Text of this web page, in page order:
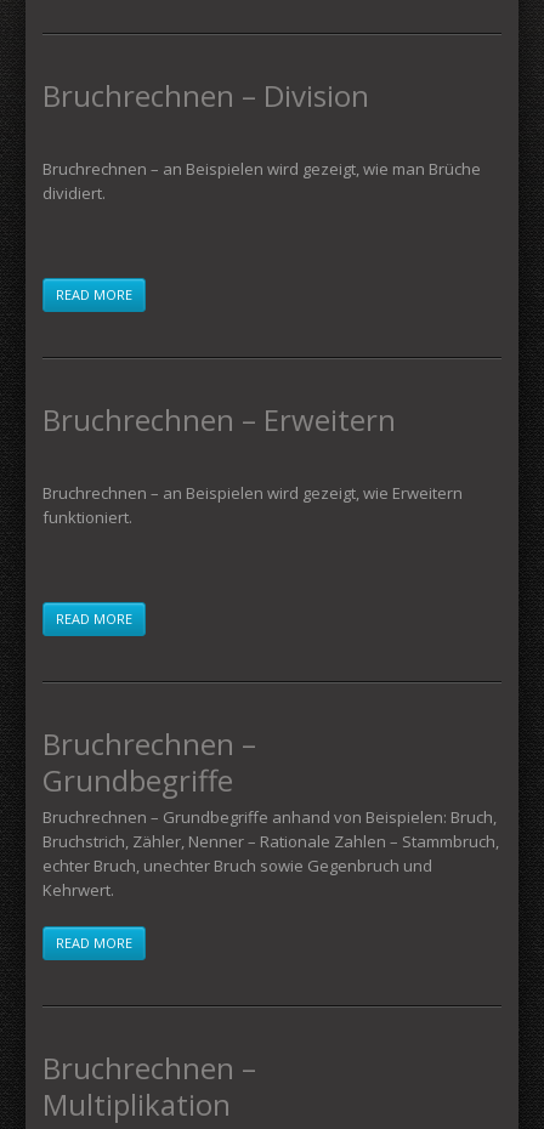
Bruchrechnen – Division
Bruchrechnen – an Beispielen wird gezeigt, wie man Brüche
dividiert.
READ MORE
Bruchrechnen – Erweitern
Bruchrechnen – an Beispielen wird gezeigt, wie Erweitern
funktioniert.
READ MORE
Bruchrechnen –
Grundbegriffe
Bruchrechnen – Grundbegriffe anhand von Beispielen: Bruch,
Bruchstrich, Zähler, Nenner – Rationale Zahlen – Stammbruch,
echter Bruch, unechter Bruch sowie Gegenbruch und
Kehrwert.
READ MORE
Bruchrechnen –
Multiplikation